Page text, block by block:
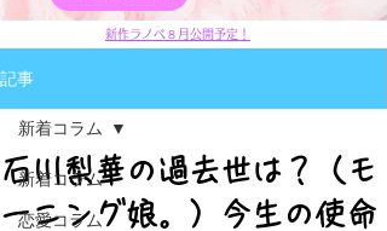
新作ラノベ８月公開予定！
記事
新着コラム
恋愛コラム
新着コラム
石川梨華の過去世は？（モ
ーニング娘。）今生の使命